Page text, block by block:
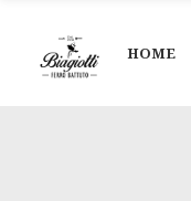
HOME